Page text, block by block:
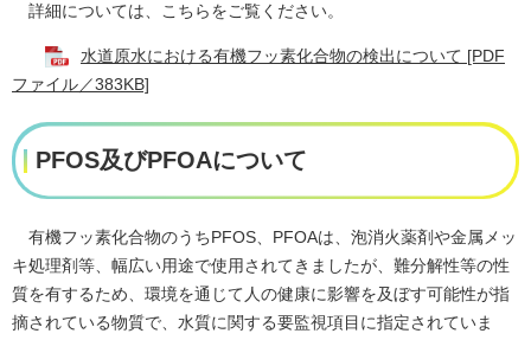
詳細については、こちらをご覧ください。
水道原水における有機フッ素化合物の検出について [PDF
ファイル／383KB]
PFOS及びPFOAについて
有機フッ素化合物のうちPFOS、PFOAは、泡消火薬剤や金属メッ
キ処理剤等、幅広い用途で使用されてきましたが、難分解性等の性
質を有するため、環境を通じて人の健康に影響を及ぼす可能性が指
摘されている物質で、水質に関する要監視項目に指定されていま